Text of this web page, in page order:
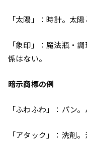
「太陽」：時計。太
「象印」：魔法瓶・
係はない。
暗示商標の例
「ふわふわ」：パン
「アタック」：洗剤